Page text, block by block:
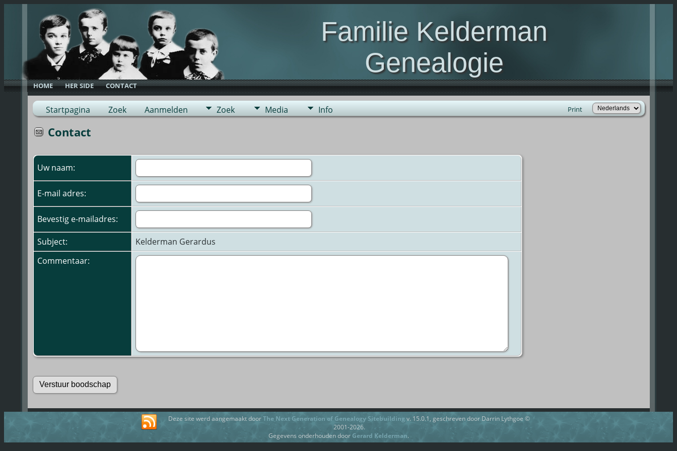
Familie Kelderman
Genealogie
Genealogie van de familie Kelderman(s)
HOME HER SIDE CONTACT
Startpagina Zoek Aanmelden Zoek Media Info Print
Contact
Uw naam:
E-mail adres:
Bevestig e-mailadres:
Subject:
Kelderman Gerardus
Commentaar:
Deze site werd aangemaakt doorThe Next Generation of Genealogy Sitebuildingv. 15.0.1, geschreven door Darrin Lythgoe ©
2001-2026.
Gegevens onderhouden door Gerard Kelderman.